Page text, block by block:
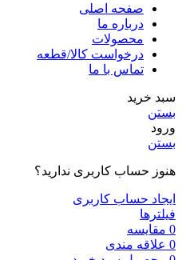
صفحه اصلی
درباره ما
محصولات
درخواست کالا/قطعه
تماس با ما
سبد خرید
بستن
ورود
بستن
هنوز حساب کاربری ندارید؟
ایجاد حساب کاربری
فیلترها
0 مقایسه
0 علاقه مندی